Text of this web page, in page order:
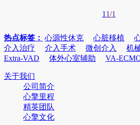
1 1/1
热点标签： 心源性休克 心脏移植
介入治疗
介入手术 微创介入
机
Extra-VAD
体外心室辅助 VA-
关于我们
公司简介
心擎里程
精英团队
心擎文化